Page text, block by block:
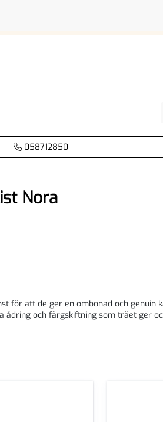
058712850
Nora
för att de ger en ombonad och genuin
ådring och färgskiftning som träet ger